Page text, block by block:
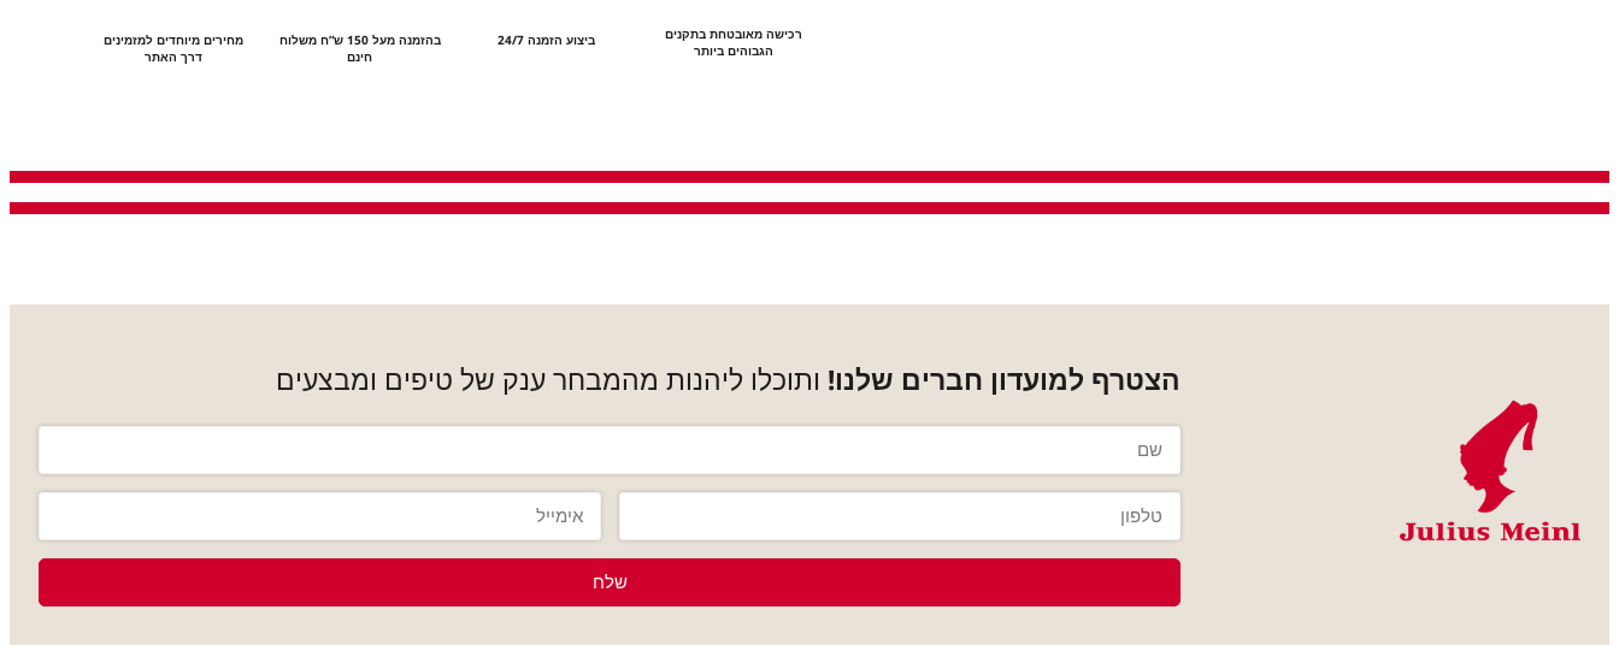
רכישה מאובטחת בתקנים
הגבוהים ביותר
ביצוע הזמנה 24/7
בהזמנה מעל 150 ש”ח משלוח
חינם
מחירים מיוחדים למזמינים
דרך האתר
הצטרף למועדון חברים שלנו! ותוכלו ליהנות מהמבחר ענק של טיפים ומבצעים
שלח